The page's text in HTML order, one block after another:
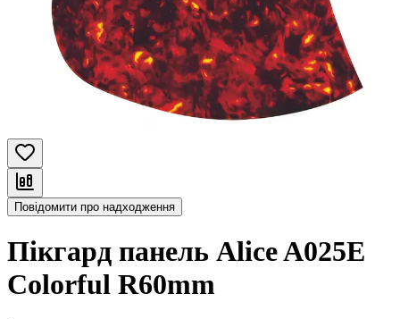
Повідомити про надходження
Пікгард панель Alice A025E
Colorful R60mm